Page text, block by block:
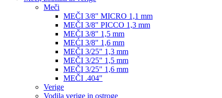
Meči
MEČI 3/8" MICRO 1,1 mm
MEČI 3/8" PICCO 1,3 mm
MEČI 3/8" 1,5 mm
MEĆI 3/8" 1,6 mm
MEČI 3/25" 1,3 mm
MEČI 3/25" 1,5 mm
MEČI 3/25" 1,6 mm
MEČI .404"
Verige
Vodila verige in ostroge